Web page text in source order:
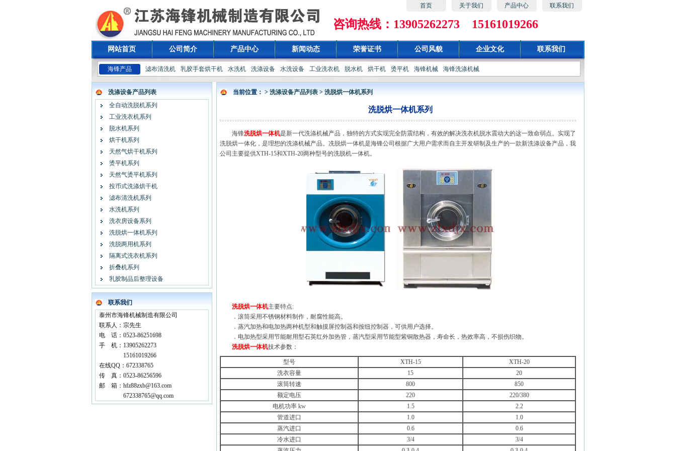
联系我们
产品中心
关于我们
首页
咨询热线：13905262273 15161019266
网站首页 公司简介 产品中心 新闻动态 荣誉证书 公司风貌 企业文化 联系我们
海锋产品 滤布清洗机 乳胶手套烘干机 水洗机 洗涤设备 水洗设备 工业洗衣机 脱水机 烘干机 烫平机 海锋机械 海锋洗涤机械
洗涤设备产品列表
全自动洗脱机系列
工业洗衣机系列
脱水机系列
烘干机系列
天然气烘干机系列
烫平机系列
天然气烫平机系列
投币式洗涤烘干机
滤布清洗机系列
水洗机系列
洗衣房设备系列
洗脱烘一体机系列
洗脱两用机系列
隔离式洗衣机系列
折叠机系列
乳胶制品后整理设备
联系我们
泰州市海锋机械制造有限公司
联系人：宗先生
电 话：0523-86251698
手 机：13905262273
15161019266
在线QQ：672338765
传 真：0523-86256596
邮 箱：hfz88zxb@163.com
672338765@qq.com
当前位置： > 洗涤设备产品列表 > 洗脱烘一体机系列
洗脱烘一体机系列
海锋洗脱烘一体机是新一代洗涤机械产品，独特的方式实现完全防震结构，有效的解决洗衣机脱水震动大的这一致命弱点。实现了
洗脱烘一体化，是理想的洗涤机械产品。冼脱烘一体机是海锋公司根据广大用户需求而自主开发研制及生产的一款新洗涤设备产品，我
公司主要提供XTH-15和XTH-20两种型号的洗脱机一体机。
洗脱烘一体机主要特点:
．滚筒采用不锈钢材料制作，耐腐性能高。
．蒸汽加热和电加热两种机型和触摸屏控制器和按纽控制器，可供用户选择。
．电加热型采用节能耐用型石英红外加热管，蒸汽型采用节能型紫铜散热器，寿命长，热效率高，不损伤织物。
洗脱烘一体机技术参数：
型号 XTH-15
XTH-20
洗衣容量
15
20
滚筒转速
800
850
额定电压
220
220/380
电机功率 kw
1.5
2.2
管道进口
1.0
1.0
蒸汽进口
0.6
0.6
冷水进口
3/4
3/4